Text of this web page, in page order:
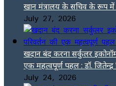
खान मंत्रालय के सचिव के रूप में
July 27, 2026
खदान बंद करना सर्कुलर
एक महत्वपूर्ण पहल : डॉ. जितेन्द्र
July 24, 2026